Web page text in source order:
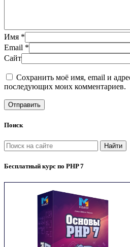
Имя *
Email *
Сайт
Сохранить моё имя, email и
последующих моих комментариев.
Поиск
Найти
Бесплатный курс по PHP 7